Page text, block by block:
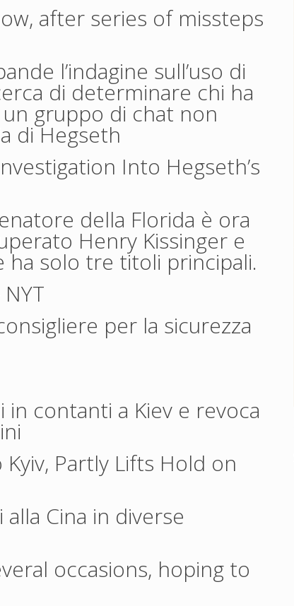
after series of missteps
l’indagine sull’uso di
di determinare chi ha
gruppo di chat non
di Hegseth
Into Hegseth’s
della Florida è ora
Henry Kissinger e
ha solo tre titoli principali.
NYT
per la sicurezza
contanti a Kiev e revoca
Partly Lifts Hold on
Cina in diverse
occasions, hoping to